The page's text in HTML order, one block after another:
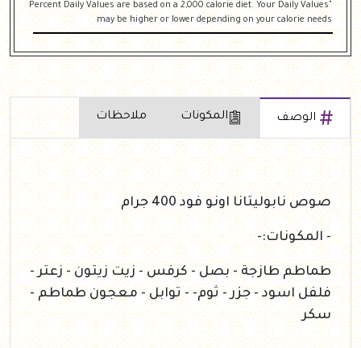
"Percent Daily Values are based on a 2,000 calorie diet. Your Daily Values
may be higher or lower depending on your calorie needs
الوصف المكونات ملاحظات
صوص نابوليتانا اونو فود 400 جرام
- المكونات:-
طماطم طازجة - بصل - كرفس - زيت زيتون - زعتر -
فلفل اسود - جزر - ثوم- - توابل - معجون طماطم -
سكر